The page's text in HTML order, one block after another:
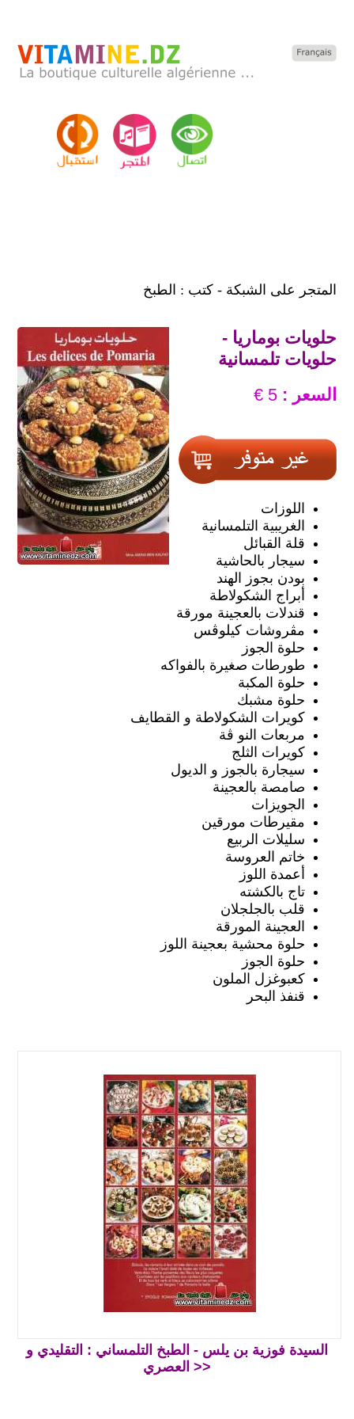
المتجر على الشبكة - كتب : الطبخ
حلويات بوماريا -
حلويات تلمسانية
السعر : 5 €
اللوزات
الغريبية التلمسانية
قلة القبائل
سيجار بالحاشية
بودن بجوز الهند
أبراج الشكولاطة
قندلات بالعجينة مورقة
مڨروشات كيلوڨس
حلوة الجوز
طورطات صغيرة بالفواكه
حلوة المكبة
حلوة مشبك
كويرات الشكولاطة و القطايف
مربعات النو ڨة
كويرات الثلج
سيجارة بالجوز و الديول
صامصة بالعجينة
الجويزات
مقيرطات مورقين
سليلات الربيع
خاتم العروسة
أعمدة اللوز
تاج بالكشته
قلب بالجلجلان
العجينة المورقة
حلوة محشية بعجينة اللوز
حلوة الجوز
كعبوغزل الملون
قنفذ البحر
السيدة فوزية بن يلس - الطبخ التلمساني : التقليدي و
العصري >>